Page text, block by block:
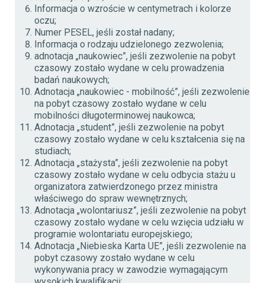
Informacja o wzroście w centymetrach i kolorze
oczu;
Numer PESEL, jeśli został nadany;
Informacja o rodzaju udzielonego zezwolenia;
adnotacja „naukowiec”, jeśli zezwolenie na pobyt
czasowy zostało wydane w celu prowadzenia
badań naukowych;
Adnotacja „naukowiec - mobilność”, jeśli zezwolenie
na pobyt czasowy zostało wydane w celu
mobilności długoterminowej naukowca;
Adnotacja „student”, jeśli zezwolenie na pobyt
czasowy zostało wydane w celu kształcenia się na
studiach;
Adnotacja „stażysta”, jeśli zezwolenie na pobyt
czasowy zostało wydane w celu odbycia stażu u
organizatora zatwierdzonego przez ministra
właściwego do spraw wewnętrznych;
Adnotacja „wolontariusz”, jeśli zezwolenie na pobyt
czasowy zostało wydane w celu wzięcia udziału w
programie wolontariatu europejskiego;
Adnotacja „Niebieska Karta UE”, jeśli zezwolenie na
pobyt czasowy zostało wydane w celu
wykonywania pracy w zawodzie wymagającym